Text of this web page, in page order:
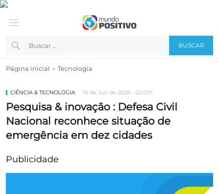
BUSCAR
Página inicial › Tecnologia
CIÊNCIA & TECNOLOGIA 16 de Jun de 2026 - 22:00h
Pesquisa & inovação : Defesa Civil
Nacional reconhece situação de
emergência em dez cidades
Publicidade